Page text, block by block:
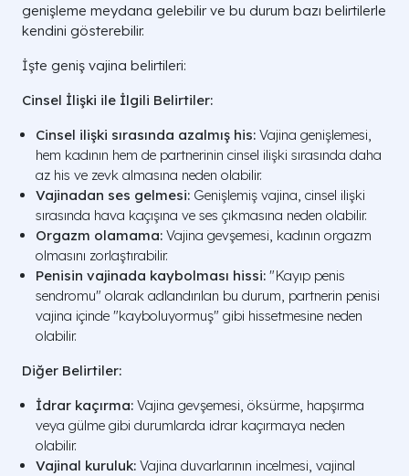
genişleme meydana gelebilir ve bu durum bazı belirtilerle
kendini gösterebilir.
İşte geniş vajina belirtileri:
Cinsel İlişki ile İlgili Belirtiler:
Cinsel ilişki sırasında azalmış his: Vajina genişlemesi,
hem kadının hem de partnerinin cinsel ilişki sırasında daha
az his ve zevk almasına neden olabilir.
Vajinadan ses gelmesi: Genişlemiş vajina, cinsel ilişki
sırasında hava kaçışına ve ses çıkmasına neden olabilir.
Orgazm olamama: Vajina gevşemesi, kadının orgazm
olmasını zorlaştırabilir.
Penisin vajinada kaybolması hissi: "Kayıp penis
sendromu" olarak adlandırılan bu durum, partnerin penisi
vajina içinde "kayboluyormuş" gibi hissetmesine neden
olabilir.
Diğer Belirtiler:
İdrar kaçırma: Vajina gevşemesi, öksürme, hapşırma
veya gülme gibi durumlarda idrar kaçırmaya neden
olabilir.
Vajinal kuruluk: Vajina duvarlarının incelmesi, vajinal